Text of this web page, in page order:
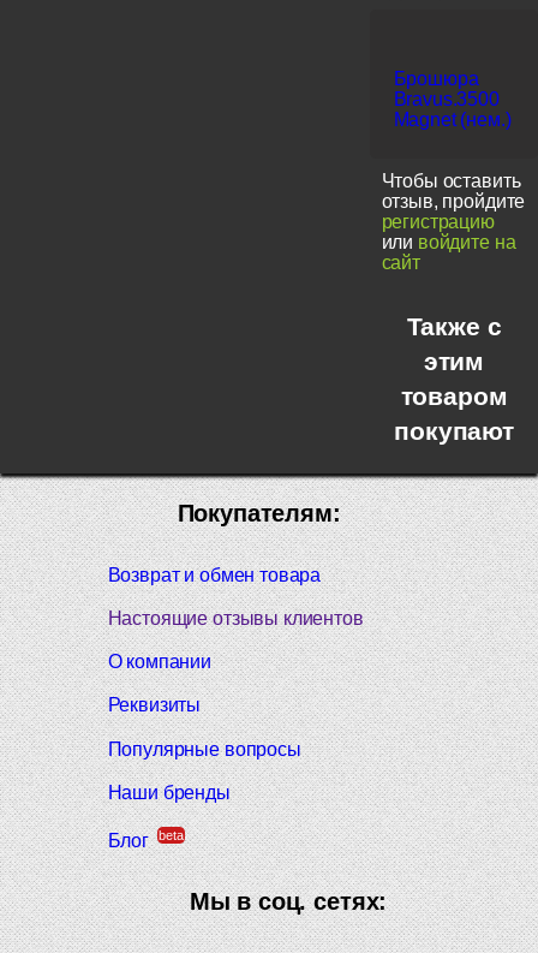
Брошюра
Bravus.3500
Magnet (нем.)
Чтобы оставить
отзыв, пройдите
регистрацию
или войдите на
сайт
Также с
этим
товаром
покупают
Покупателям:
Возврат и обмен товара
Настоящие отзывы клиентов
О компании
Реквизиты
Популярные вопросы
Наши бренды
Блог beta
Мы в соц. сетях: